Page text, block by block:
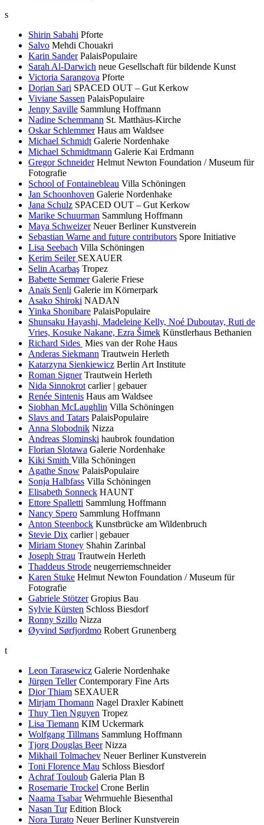
s
Shirin Sabahi Pforte
Salvo Mehdi Chouakri
Karin Sander PalaisPopulaire
Sarah Al-Darwich neue Gesellschaft für bildende Kunst
Victoria Sarangova Pforte
Dorian Sari SPACED OUT – Gut Kerkow
Viviane Sassen PalaisPopulaire
Jenny Saville Sammlung Hoffmann
Nadine Schemmann St. Matthäus-Kirche
Oskar Schlemmer Haus am Waldsee
Michael Schmidt Galerie Nordenhake
Michael Schmidtmann Galerie Kai Erdmann
Gregor Schneider Helmut Newton Foundation / Museum für
Fotografie
School of Fontainebleau Villa Schöningen
Jan Schoonhoven Galerie Nordenhake
Jana Schulz SPACED OUT – Gut Kerkow
Marike Schuurman Sammlung Hoffmann
Maya Schweizer Neuer Berliner Kunstverein
Sebastian Warne and future contributors Spore Initiative
Lisa Seebach Villa Schöningen
Kerim Seiler SEXAUER
Selin Acarbaş Tropez
Babette Semmer Galerie Friese
Anaïs Senli Galerie im Körnerpark
Asako Shiroki NADAN
Yinka Shonibare PalaisPopulaire
Shunsaku Hayashi, Madeleine Kelly, Noé Duboutay, Ruti de
Vries, Kosuke Nakane, Ezra Šimek Künstlerhaus Bethanien
Richard Sides Mies van der Rohe Haus
Anderas Siekmann Trautwein Herleth
Katarzyna Sienkiewicz Berlin Art Institute
Roman Signer Trautwein Herleth
Nida Sinnokrot carlier | gebauer
Renée Sintenis Haus am Waldsee
Siobhan McLaughlin Villa Schöningen
Slavs and Tatars PalaisPopulaire
Anna Slobodnik Nizza
Andreas Slominski haubrok foundation
Florian Slotawa Galerie Nordenhake
Kiki Smith Villa Schöningen
Agathe Snow PalaisPopulaire
Sonja Halbfass Villa Schöningen
Elisabeth Sonneck HAUNT
Ettore Spalletti Sammlung Hoffmann
Nancy Spero Sammlung Hoffmann
Anton Steenbock Kunstbrücke am Wildenbruch
Stevie Dix carlier | gebauer
Miriam Stoney Shahin Zarinbal
Joseph Strau Trautwein Herleth
Thaddeus Strode neugerriemschneider
Karen Stuke Helmut Newton Foundation / Museum für
Fotografie
Gabriele Stötzer Gropius Bau
Sylvie Kürsten Schloss Biesdorf
Ronny Szillo Nizza
Øyvind Sørfjordmo Robert Grunenberg
t
Leon Tarasewicz Galerie Nordenhake
Jürgen Teller Contemporary Fine Arts
Dior Thiam SEXAUER
Mirjam Thomann Nagel Draxler Kabinett
Thuy Tien Nguyen Tropez
Lisa Tiemann KIM Uckermark
Wolfgang Tillmans Sammlung Hoffmann
Tjorg Douglas Beer Nizza
Mikhail Tolmachev Neuer Berliner Kunstverein
Toni Florence Mau Schloss Biesdorf
Achraf Touloub Galeria Plan B
Rosemarie Trockel Crone Berlin
Naama Tsabar Wehrmuehle Biesenthal
Nasan Tur Edition Block
Nora Turato Neuer Berliner Kunstverein